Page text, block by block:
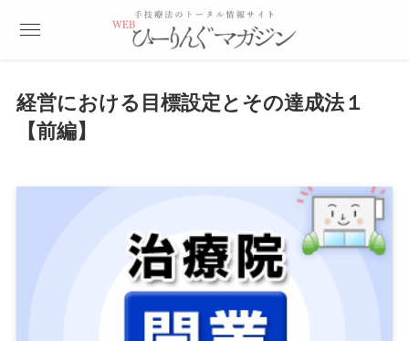
経営における目標設定とその達成法１
【前編】